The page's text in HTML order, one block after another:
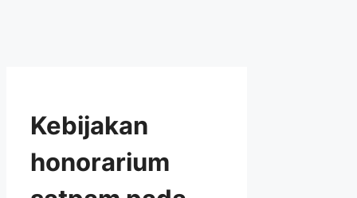
Kebijakan
honorarium